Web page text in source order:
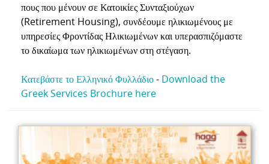
πους που μένουν σε Κατοικίες Συνταξιούχων
(Retirement Housing), συνδέουμε ηλικιωμένους με
υπηρεσίες Φροντίδας Ηλικιωμένων και υπερασπιζόμαστε
το δικαίωμα των ηλικιωμένων στη στέγαση.
Κατεβάστε το Ελληνικό Φυλλάδιο- Download the
Greek Services Brochure here